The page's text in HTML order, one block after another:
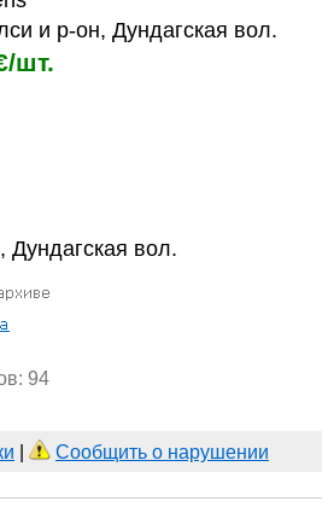
и р-он, Дундагская вол.
шт.
Дундагская вол.
94
Сообщить о нарушении